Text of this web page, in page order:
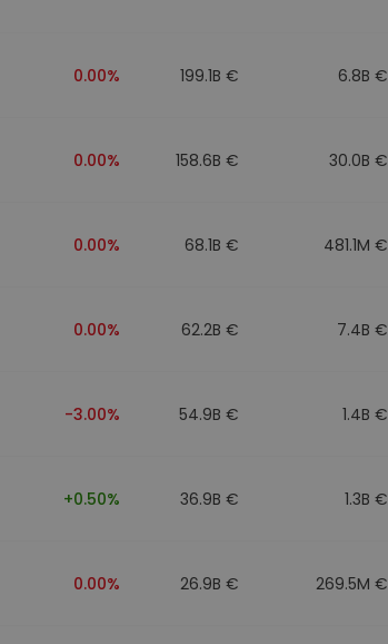
0.00% 199.1B € 6.8B €
0.00% 158.6B € 30.0B €
0.00% 68.1B € 481.1M €
0.00% 62.2B € 7.4B €
-3.00% 54.9B € 1.4B €
+0.50% 36.9B € 1.3B €
0.00% 26.9B € 269.5M €